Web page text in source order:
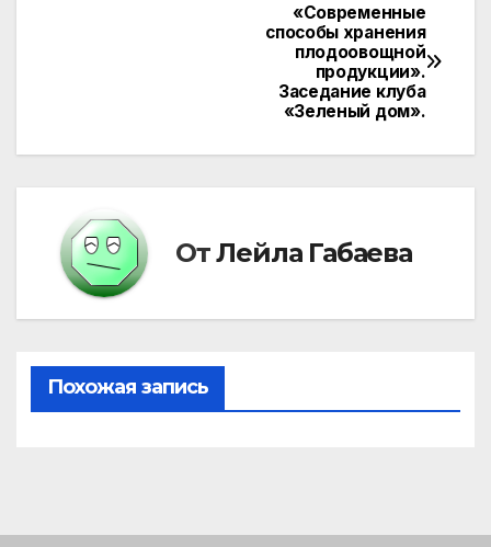
«Современные
способы хранения
плодоовощной
продукции».
Заседание клуба
«Зеленый дом».
ОтЛейла Габаева
Похожая запись